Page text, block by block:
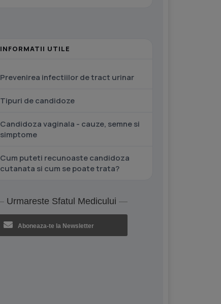
INFORMATII UTILE
Prevenirea infectiilor de tract urinar
Tipuri de candidoze
Candidoza vaginala - cauze, semne si
simptome
Cum puteti recunoaste candidoza
cutanata si cum se poate trata?
Urmareste Sfatul Medicului
Aboneaza-te la Newsletter